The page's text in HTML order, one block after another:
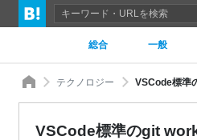
総合 一般
テクノロジー VSCode標準
VSCode標準のgit